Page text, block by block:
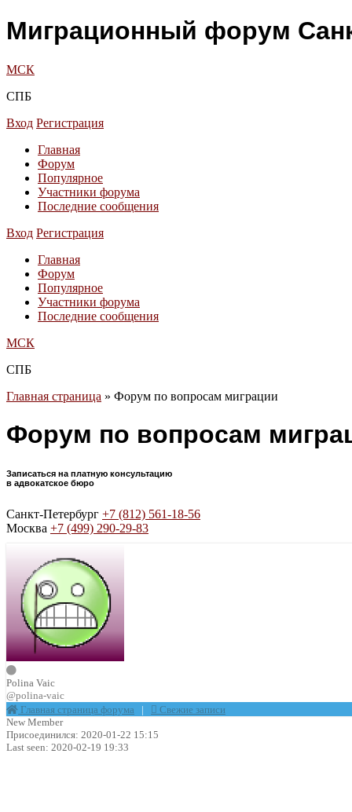
Миграционный форум
МСК
СПБ
Вход Регистрация
Главная
Форум
Популярное
Участники форума
Последние сообщения
Вход Регистрация
Главная
Форум
Популярное
Участники форума
Последние сообщения
МСК
СПБ
Главная страница » Форум по вопросам миграции
Форум по вопросам
Записаться на платную консультацию
в адвокатское бюро
Санкт-Петербург +7 (812) 561-18-56
Москва +7 (499) 290-29-83
Polina Vaic
@polina-vaic
Главная страница форума |
Свежие записи
New Member
Присоединился: 2020-01-22 15:15
Last seen: 2020-02-19 19:33